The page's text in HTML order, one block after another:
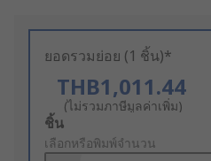
ยอดรวมย่อย (1 ชิ้น)*
THB1,011.44
(ไม่รวมภาษีมูลค่าเพิ่ม)
Add
to
ชิ้น
เลือกหรือพิมพ์จำนวน